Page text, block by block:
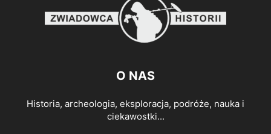
O NAS
Historia, archeologia, eksploracja, podróże, nauka i
ciekawostki...